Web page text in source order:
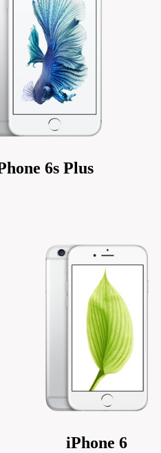
6s Plus
iPhone 6